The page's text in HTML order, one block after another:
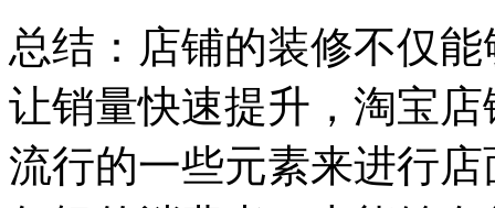
总结：店铺的装修不仅
让销量快速提升，淘宝
流行的一些元素来进行